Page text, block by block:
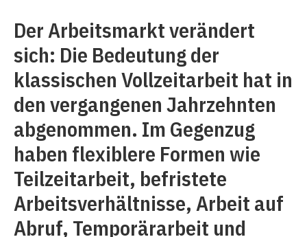
Der Arbeitsmarkt verändert
sich: Die Bedeutung der
klassischen Vollzeitarbeit hat in
den vergangenen Jahrzehnten
abgenommen. Im Gegenzug
haben flexiblere Formen wie
Teilzeitarbeit, befristete
Arbeitsverhältnisse, Arbeit auf
Abruf, Temporärarbeit und